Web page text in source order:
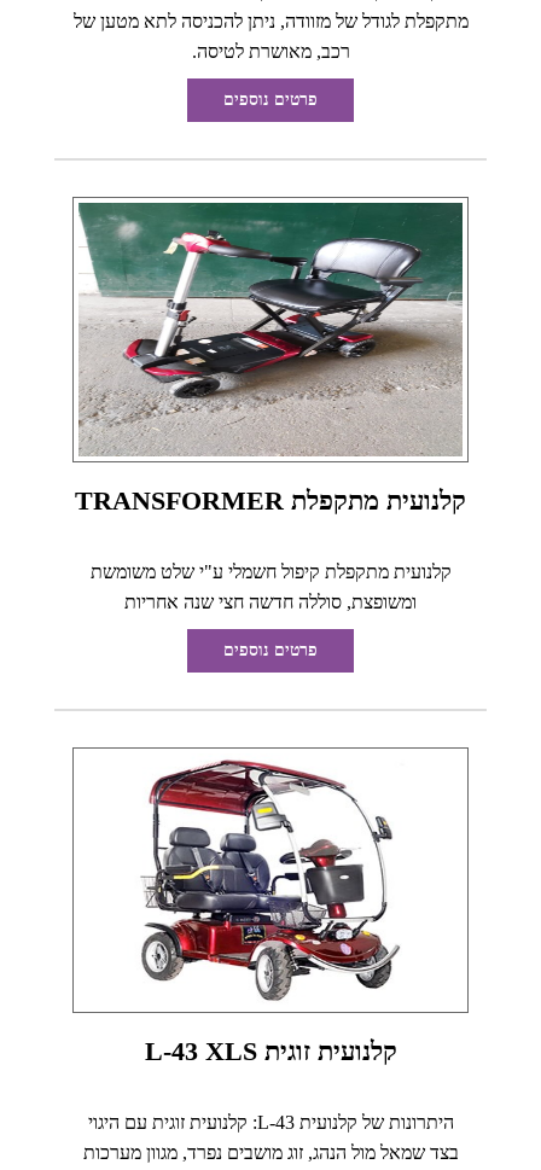
מתקפלת לגודל של מזוודה, ניתן להכניסה לתא מטען של
רכב, מאושרת לטיסה.
פרטים נוספים
קלנועית מתקפלת TRANSFORMER
קלנועית מתקפלת קיפול חשמלי ע"י שלט משומשת
ומשופצת, סוללה חדשה חצי שנה אחריות
פרטים נוספים
קלנועית זוגית L-43 XLS
היתרונות של קלנועית L-43: קלנועית זוגית עם היגוי
בצד שמאל מול הנהג, זוג מושבים נפרד, מגוון מערכות